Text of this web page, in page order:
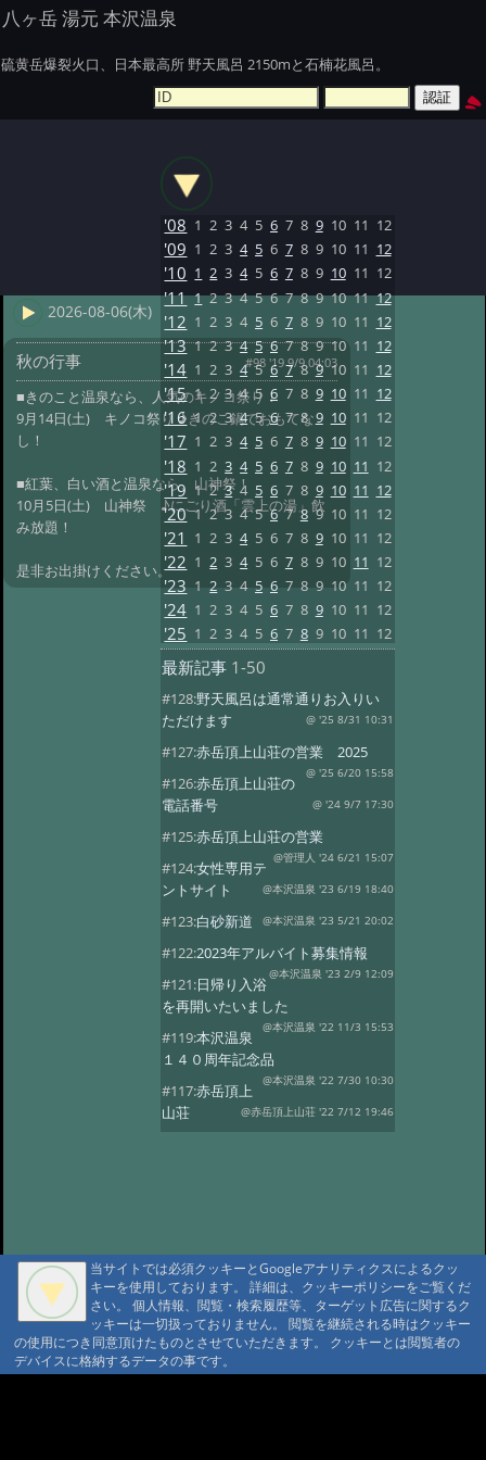
八ヶ岳 湯元 本沢温泉
硫黄岳爆裂火口、日本最高所 野天風呂 2150mと石楠花風呂。
2026-08-06(木)
秋の行事 #98 '19 9/9 04:03
■きのこと温泉なら、人気のキノコ祭り！
9月14日(土) キノコ祭り ♪きのこ鍋でおもてな
し！
■紅葉、白い酒と温泉なら、山神祭！
10月5日(土) 山神祭 ♪にごり酒「雲上の湯」飲
み放題！
是非お出掛けください。
'08 1 2 3 4 5 6 7 8 9 10 11 12
'09 1 2 3 4 5 6 7 8 9 10 11 12
'10 1 2 3 4 5 6 7 8 9 10 11 12
'11 1 2 3 4 5 6 7 8 9 10 11 12
'12 1 2 3 4 5 6 7 8 9 10 11 12
'13 1 2 3 4 5 6 7 8 9 10 11 12
'14 1 2 3 4 5 6 7 8 9 10 11 12
'15 1 2 3 4 5 6 7 8 9 10 11 12
'16 1 2 3 4 5 6 7 8 9 10 11 12
'17 1 2 3 4 5 6 7 8 9 10 11 12
'18 1 2 3 4 5 6 7 8 9 10 11 12
'19 1 2 3 4 5 6 7 8 9 10 11 12
'20 1 2 3 4 5 6 7 8 9 10 11 12
'21 1 2 3 4 5 6 7 8 9 10 11 12
'22 1 2 3 4 5 6 7 8 9 10 11 12
'23 1 2 3 4 5 6 7 8 9 10 11 12
'24 1 2 3 4 5 6 7 8 9 10 11 12
'25 1 2 3 4 5 6 7 8 9 10 11 12
最新記事 1-50
#128:野天風呂は通常通りお入りい
ただけます
@ '25 8/31 10:31
#127:赤岳頂上山荘の営業 2025
@ '25 6/20 15:58
#126:赤岳頂上山荘の
電話番号
@ '24 9/7 17:30
#125:赤岳頂上山荘の営業
@管理人 '24 6/21 15:07
#124:女性専用テ
ントサイト
@本沢温泉 '23 6/19 18:40
#123:白砂新道 @本沢温泉 '23 5/21 20:02
#122:2023年アルバイト募集情報
@本沢温泉 '23 2/9 12:09
#121:日帰り入浴
を再開いたいました
@本沢温泉 '22 11/3 15:53
#119:本沢温泉
１４０周年記念品
@本沢温泉 '22 7/30 10:30
#117:赤岳頂上
山荘
@赤岳頂上山荘 '22 7/12 19:46
予定
#111:野天風呂再開のお知らせ
@ '21 9/16 13:41
#110: 現在野天風呂は
ご利用いただけません
@ '21 9/1 10:24
#109: 2021年度 【本沢温泉】今シー
当サイトでは必須クッキーとGoogleアナリティクスによるクッ
キーを使用しております。 詳細は、クッキーポリシーをご覧くだ
さい。 個人情報、閲覧・検索履歴等、ターゲット広告に関するク
ッキーは一切扱っておりません。 閲覧を継続される時はクッキー
の使用につき同意頂けたものとさせていただきます。 クッキーとは閲覧者の
デバイスに格納するデータの事です。